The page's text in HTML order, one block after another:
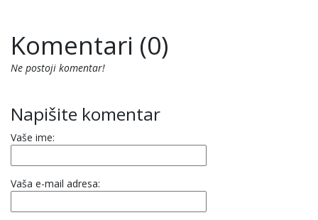
Komentari (0)
Ne postoji komentar!
Napišite komentar
Vaše ime:
Vaša e-mail adresa: